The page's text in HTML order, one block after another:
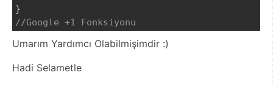
}
//Google +1 Fonksiyonu
Umarım Yardımcı Olabilmişimdir :)
Hadi Selametle